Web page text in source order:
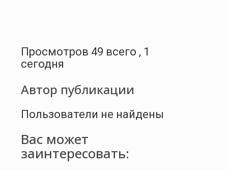
Просмотров 49 всего , 1
сегодня
Автор публикации
Пользователи не найдены
Вас может
заинтересовать: